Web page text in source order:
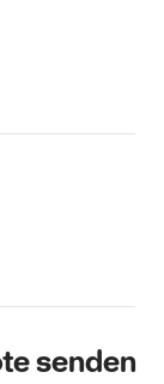
senden